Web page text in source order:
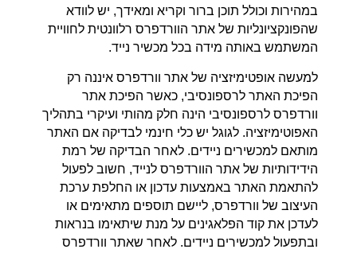
במהירות וכולל תוכן ברור וקריא ומאידך, יש לוודא
שהפונקציונליות של אתר הוורדפרס רלוונטית לחוויית
המשתמש באותה מידה בכל מכשיר נייד.
למעשה אופטימיזציה של אתר וורדפרס איננה רק
הפיכת האתר לרספונסיבי, כאשר הפיכת אתר
וורדפרס לרספונסיבי הינה חלק מהותי ועיקרי בתהליך
האפוטימיזציה. לגוגל יש כלי חינמי לבדיקה אם האתר
מותאם למכשירים ניידים. לאחר הבדיקה של רמת
הידידותיות של אתר הוורדפרס לנייד, חשוב לפעול
להתאמת האתר באמצעות עדכון או החלפת ערכת
העיצוב של וורדפרס, ליישם תוספים מתאימים או
לעדכן את קוד הפלאגינים על מנת שיתאימו בנראות
ובתפעול למכשירים ניידים. לאחר שאתר וורדפרס